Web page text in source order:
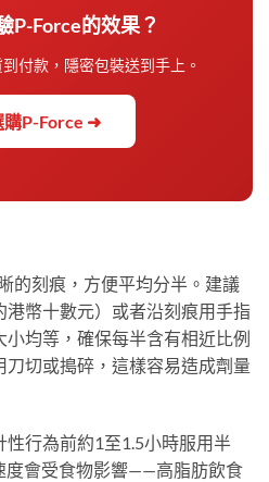
P-Force的效果？
付款，隱密包裝送到手上。
購P-Force ➜
的刻痕，方便平均分半。建議
幣十數元）或者沿刻痕用手指
均等，確保每半含有相近比例
切或搗碎，這樣容易造成劑量
行為前約1至1.5小時服用半
度會受食物影響——高脂肪飲食